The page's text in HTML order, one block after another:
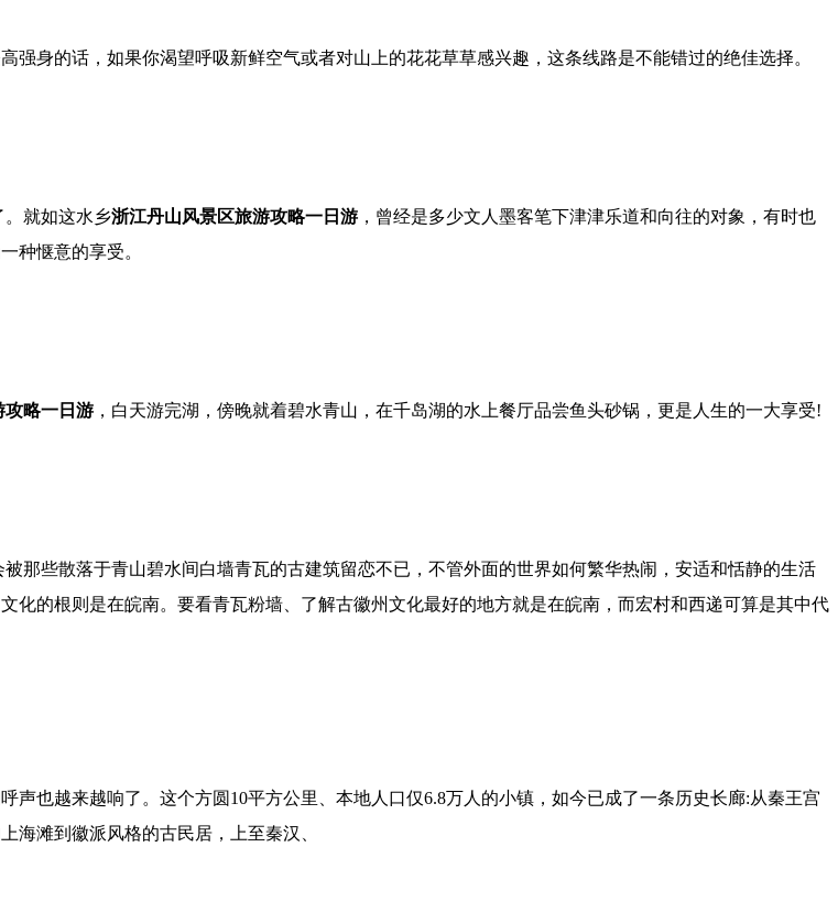
身的话，如果你渴望呼吸新鲜空气或者对山上的花花草草感兴趣，这条线路是不能错过的绝佳选择。
。就如这水乡浙江丹山风景区旅游攻略一日游 ，曾经是多少文人墨客笔下津津乐道和向往的对象，有时也
种惬意的享受。
攻略一日游 ，白天游完湖，傍晚就着碧水青山，在千岛湖的水上餐厅品尝鱼头砂锅，更是人生的一大享受!
那些散落于青山碧水间白墙青瓦的古建筑留恋不已，不管外面的世界如何繁华热闹，安适和恬静的生活
的根则是在皖南。要看青瓦粉墙、了解古徽州文化最好的地方就是在皖南，而宏村和西递可算是其中代
声也越来越响了。这个方圆10平方公里、本地人口仅6.8万人的小镇，如今已成了一条历史长廊:从秦王宫
海滩到徽派风格的古民居，上至秦汉、